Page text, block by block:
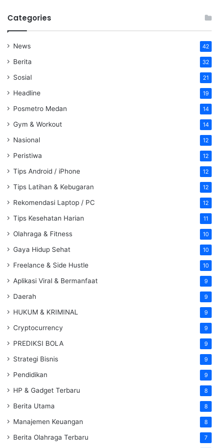
Categories
News 42
Berita 32
Sosial 21
Headline 19
Posmetro Medan 14
Gym & Workout 14
Nasional 12
Peristiwa 12
Tips Android / iPhone 12
Tips Latihan & Kebugaran 12
Rekomendasi Laptop / PC 12
Tips Kesehatan Harian 11
Olahraga & Fitness 10
Gaya Hidup Sehat 10
Freelance & Side Hustle 10
Aplikasi Viral & Bermanfaat 9
Daerah 9
HUKUM & KRIMINAL 9
Cryptocurrency 9
PREDIKSI BOLA 9
Strategi Bisnis 9
Pendidikan 9
HP & Gadget Terbaru 8
Berita Utama 8
Manajemen Keuangan 8
Berita Olahraga Terbaru 7